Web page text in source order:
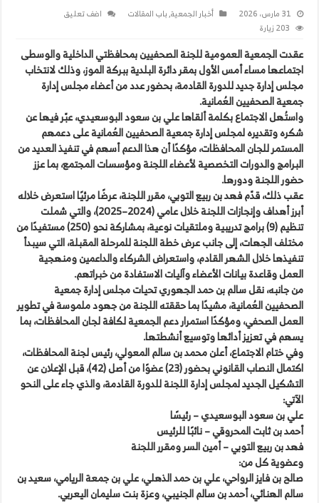
31 مارس، 2026 أخبار الجمعية,باب المقالات
اضف تعليق
203 زيارة
عقدت الجمعية العمومية للجنة الصحفيين بمحافظتي الداخلية والوسطى
اجتماعها مساء أمس الأول بمقر دائرة البلدية ببركة الموز، وذلك لانتخاب
مجلس إدارة جديد للدورة القادمة، بحضور عدد من أعضاء مجلس إدارة
جمعية الصحفيين العُمانية.
واستُهل الاجتماع بكلمة ألقاها علي بن سعود البوسعيدي، عبّر فيها عن
شكره وتقديره لمجلس إدارة جمعية الصحفيين العُمانية على دعمهم
المستمر للجان المحافظات، مؤكدًا أن هذا الدعم أسهم في تنفيذ العديد من
البرامج والدورات التخصصية لأعضاء اللجنة ومؤسسات المجتمع، بما عزز
حضور اللجنة ودورها.
عقب ذلك، قدّم فهد بن ربيع التوبي، مقرر اللجنة، عرضًا مرئيًا استعرض خلاله
أبرز أهداف وإنجازات اللجنة خلال عامي (2024–2025)، والتي شملت
تنظيم (9) برامج تدريبية وملتقيات نوعية، بمشاركة نحو (250) مستفيدًا من
مختلف الجهات، إلى جانب عرض خطة اللجنة للمرحلة المقبلة، التي سيبدأ
تنفيذها خلال الشهر القادم، واستعراض الشركاء والداعمين ومنهجية
العمل وقاعدة بيانات الأعضاء وآليات الاستفادة من خبراتهم.
من جانبه، نقل سالم بن حمد الجهوري تحيات مجلس إدارة جمعية
الصحفيين العُمانية، مشيدًا بما حققته اللجنة من جهود ملموسة في تطوير
العمل الصحفي، ومؤكدًا استمرار دعم الجمعية لكافة لجان المحافظات، بما
يسهم في تعزيز أدائها وتوسيع أنشطتها.
وفي ختام الاجتماع، أعلن محمد بن سالم المعولي، رئيس لجنة المحافظات،
اكتمال النصاب القانوني بحضور (23) عضوًا من أصل (42)، قبل الإعلان عن
التشكيل الجديد لمجلس إدارة اللجنة للدورة القادمة، والذي جاء على النحو
الآتي:
علي بن سعود البوسعيدي – رئيسًا
أحمد بن ثابت المحروقي – نائبًا للرئيس
فهد بن ربيع التوبي – أمين السر ومقرر اللجنة
وعضوية كل من:
صالح بن فايز الرواحي، علي بن حمد الذهلي، علي بن جمعة الريامي، سعيد بن
سالم الهنائي، أحمد بن سالم الجنيبي، وعزة بنت سليمان اليعربي.